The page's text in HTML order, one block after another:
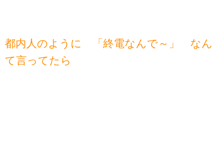
都内人のように 「終電なんで～」 なん
て言ってたら